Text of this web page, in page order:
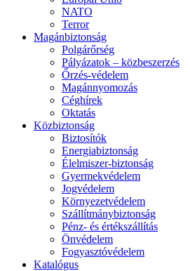
NATO
Terror
Magánbiztonság
Polgárőrség
Pályázatok – közbeszerzés
Őrzés-védelem
Magánnyomozás
Céghírek
Oktatás
Közbiztonság
Biztosítók
Energiabiztonság
Élelmiszer-biztonság
Gyermekvédelem
Jogvédelem
Környezetvédelem
Szállítmánybiztonság
Pénz- és értékszállítás
Önvédelem
Fogyasztóvédelem
Katalógus